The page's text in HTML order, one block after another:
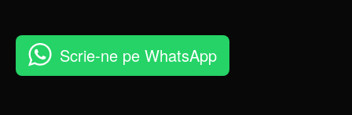
Scrie-ne pe WhatsApp